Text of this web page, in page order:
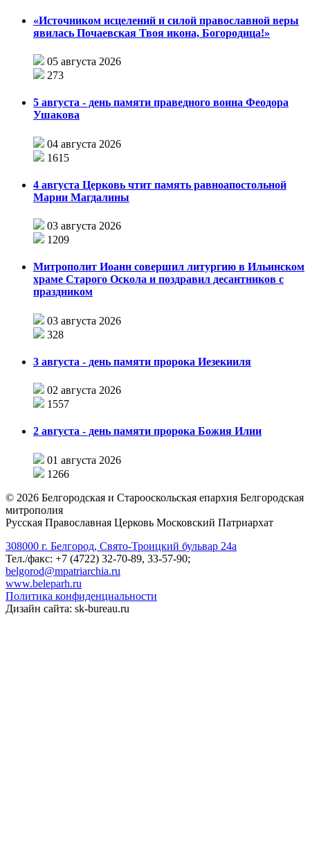
«Источником исцелений и силой православной веры
явилась Почаевская Твоя икона, Богородица!»
05 августа 2026
273
5 августа - день памяти праведного воина Феодора
Ушакова
04 августа 2026
1615
4 августа Церковь чтит память равноапостольной
Марии Магдалины
03 августа 2026
1209
Митрополит Иоанн совершил литургию в Ильинском
храме Старого Оскола и поздравил десантников с
праздником
03 августа 2026
328
3 августа - день памяти пророка Иезекииля
02 августа 2026
1557
2 августа - день памяти пророка Божия Илии
01 августа 2026
1266
© 2026 Белгородская и Старооскольская епархия Белгородская
митрополия
Русская Православная Церковь Московский Патриархат
308000 г. Белгород, Свято-Троицкий бульвар 24а
Тел./факс: +7 (4722) 32-70-89, 33-57-90;
belgorod@mpatriarchia.ru
www.beleparh.ru
Политика конфиденциальности
Дизайн сайта: sk-bureau.ru